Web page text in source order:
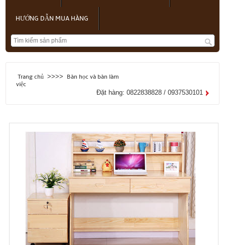
HƯỚNG DẪN MUA HÀNG
Trang chủ >>>>
Bàn học và bàn làm
việc
Đặt hàng: 0822838828 / 0937530101